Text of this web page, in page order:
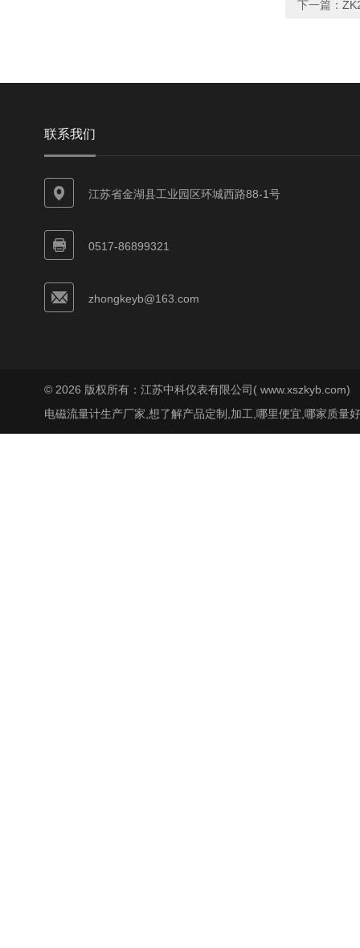
下一篇：
联系我们
江苏省金湖县工业园区环城西路88-1号
0517-86899321
zhongkeyb@163.com
© 2026 版权所有：江苏中科仪表有限公司( www.xszkyb.com)
电磁流量计生产厂家,想了解产品定制,加工,哪里便宜,哪家质量